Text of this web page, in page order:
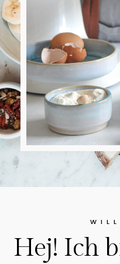
W I L L
Hej! Ich